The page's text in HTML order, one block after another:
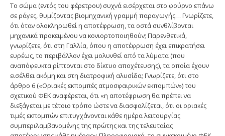
Το σώμα (εντός του φέρετρου) συχνά εισέρχεται στο φούρνο επάνω
σε ράγες, θυμίζοντας βιομηχανική γραμμή παραγωγής… Γνωρίζετε,
ότι όταν ολοκληρωθεί η αποτέφρωση, τα οστά συνθλίβονται
μηχανικά προκειμένου να κονιορτοποιηθούν; Παρενθετικά,
γνωρίζετε, ότι στη Γαλλία, όπου η αποτέφρωση έχει επικρατήσει
ευρέως, το περιβάλλον έχει μολυνθεί από τα λύματα (που
αναπόφευκτα ρίπτονται στο δίκτυο αποχέτευσης), τα οποία έχουν
εισέλθει ακόμη και στη διατροφική αλυσίδα; Γνωρίζετε, ότι στο
άρθρο 6 («Οριακές εκπομπές ατμοσφαιρικών εκπομπών») του
σχετικού ΦΕΚ αναφέρεται, ότι «η αποτέφρωση θα πρέπει να
διεξάγεται με τέτοιο τρόπο ώστε να διασφαλίζεται, ότι οι οριακές
τιμές εκπομπών επιτυγχάνονται κάθε ημέρα λειτουργίας
συμπεριλαμβανομένης της πρώτης και της τελευταίας